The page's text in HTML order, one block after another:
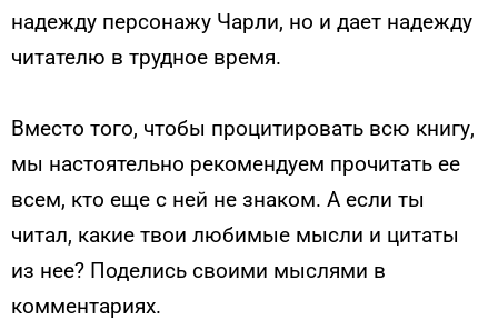
надежду персонажу Чарли, но и дает надежду
читателю в трудное время.
Вместо того, чтобы процитировать всю книгу,
мы настоятельно рекомендуем прочитать ее
всем, кто еще с ней не знаком. А если ты
читал, какие твои любимые мысли и цитаты
из нее? Поделись своими мыслями в
комментариях.